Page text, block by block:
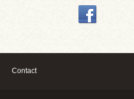
Contact